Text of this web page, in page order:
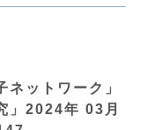
ネットワーク」
」2024年 03 月